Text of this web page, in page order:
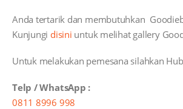
Anda tertarik dan membutuhkan
Kunjungi disini untuk melihat gallery
Untuk melakukan pemesana silahkan
Telp / WhatsApp :
0811 8996 998